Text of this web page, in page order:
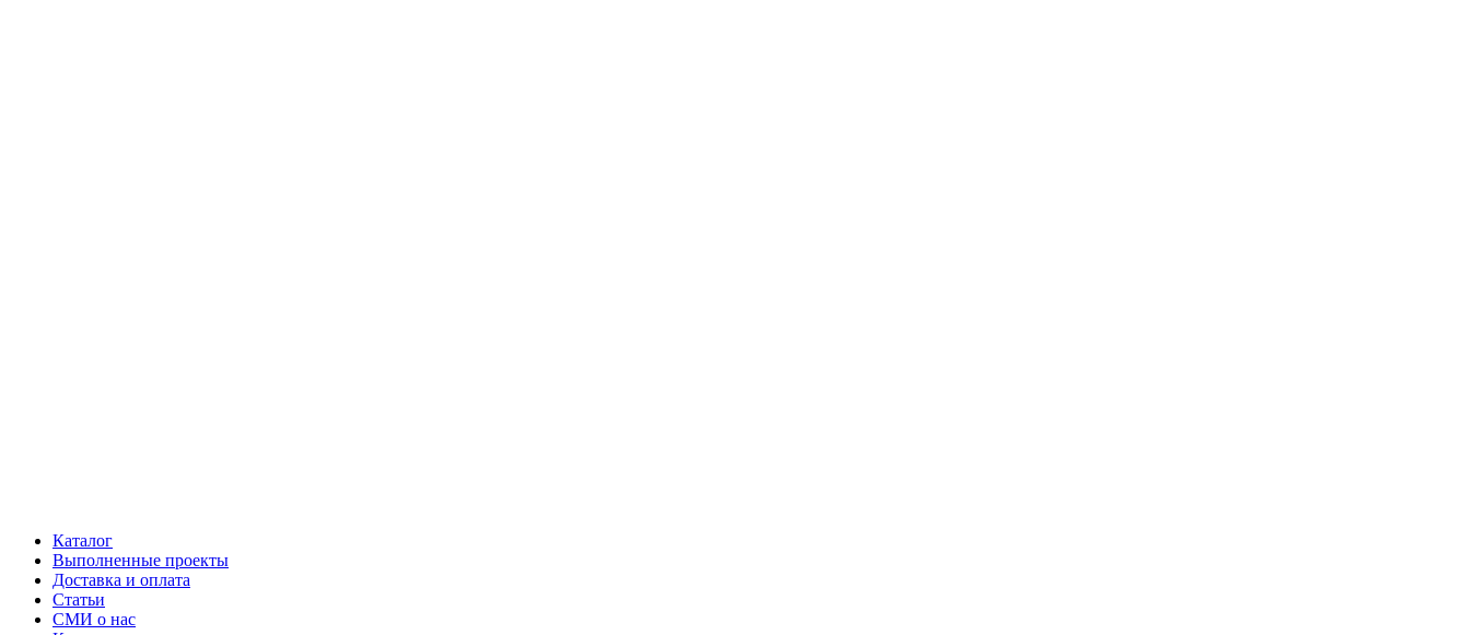
Каталог
Выполненные проекты
Доставка и оплата
Статьи
СМИ о нас